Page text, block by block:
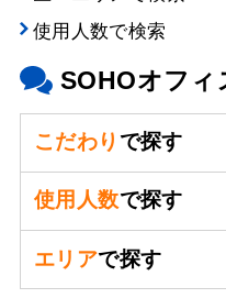
使用人数で検索
SOHOオフィ
こだわり で探す
使用人数で探す
エリアで探す